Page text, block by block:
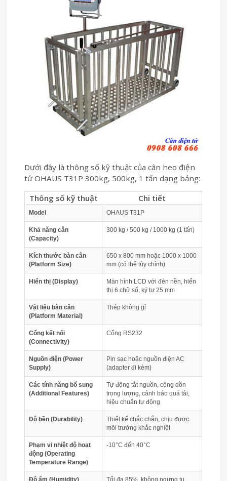
Dưới đây là thông số kỹ thuật của cân heo điện
tử OHAUS T31P 300kg, 500kg, 1 tấn dạng bảng:
Thông số kỹ thuật
Chi tiết
Model OHAUS T31P
Khả năng cân
(Capacity)
300 kg / 500 kg / 1000 kg (1 tấn)
Kích thước bàn cân
(Platform Size)
650 x 800 mm hoặc 1000 x 1000
mm (có thể tùy chỉnh)
Hiển thị (Display)
Màn hình LCD với đèn nền, hiển
thị 6 chữ số, ký tự 25 mm
Vật liệu bàn cân
(Platform Material)
Thép không gỉ
Cổng kết nối
(Connectivity)
Cổng RS232
Nguồn điện (Power
Supply)
Pin sạc hoặc nguồn điện AC
(adapter đi kèm)
Các tính năng bổ sung
(Additional Features)
Tự động tắt nguồn, cộng dồn
trọng lượng, cảnh báo quá tải,
hiệu chuẩn tự động
Độ bền (Durability)
Thiết kế chắc chắn, chịu được
môi trường khắc nghiệt
Phạm vi nhiệt độ hoạt
động (Operating
Temperature Range)
-10°C đến 40°C